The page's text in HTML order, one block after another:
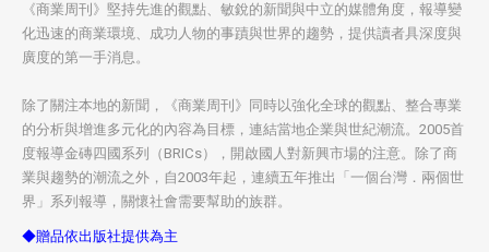
《商業周刊》堅持先進的觀點、敏銳的新聞與中立的媒體角度，報導變
化迅速的商業環境、成功人物的事蹟與世界的趨勢，提供讀者具深度與
廣度的第一手消息。
除了關注本地的新聞，《商業周刊》同時以強化全球的觀點、整合專業
的分析與增進多元化的內容為目標，連結當地企業與世紀潮流。2005首
度報導金磚四國系列（BRICs），開啟國人對新興市場的注意。除了商
業與趨勢的潮流之外，自2003年起，連續五年推出「一個台灣．兩個世
界」系列報導，關懷社會需要幫助的族群。
◆贈品依出版社提供為主